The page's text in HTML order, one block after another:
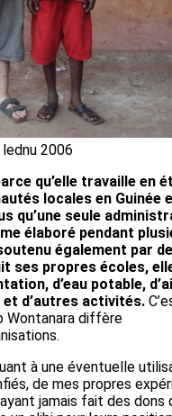
2006
qu’elle travaille en
locales en Guinée
qu’une seule
élaboré pendant
également par
ses propres écoles,
d’eau potable,
d’autres activités.
Wontanara diffère
à une éventuelle
de mes propres
jamais fait des dons